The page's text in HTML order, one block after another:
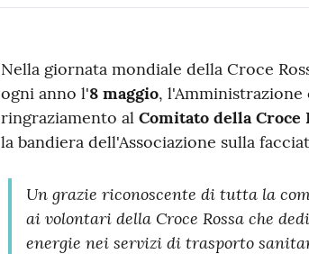
Contenuto
Nella giornata mondiale della Croce
ogni anno l'8maggio,
ringraziamento al Comitato della Croce
la bandiera dell'Associazione sulla
Un grazie riconoscente di tutta la
ai volontari della Croce Rossa che
energie nei servizi di trasporto